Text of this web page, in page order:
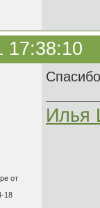
17:38:10
от
18
Илья